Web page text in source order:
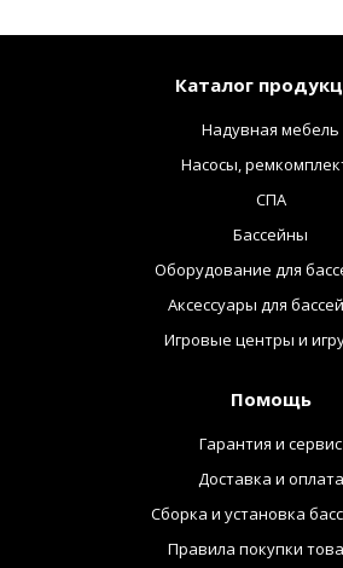
Каталог
Надувная мебель
Насосы,
СПА
Бассейны
Оборудование для
Аксессуары для
Игровые центры и
Помощь
Гарантия и сервис
Доставка и оплата
Сборка и установка
Правила покупки